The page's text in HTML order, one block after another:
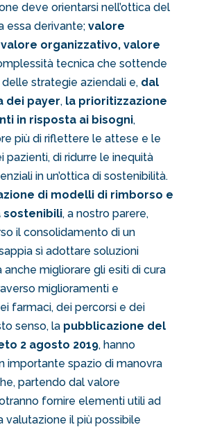
deve orientarsi nell’ottica del
essa derivante; valore
organizzativo, valore
tecnica che sottende
strategie aziendali e, dal
dei payer, la prioritizzazione
in risposta ai bisogni,
più di riflettere le attese e le
pazienti, di ridurre le inequità
in un’ottica di sostenibilità.
di modelli di rimborso e
sostenibili, a nostro parere,
il consolidamento di un
sì adottare soluzioni
migliorare gli esiti di cura
miglioramenti e
farmaci, dei percorsi e dei
senso, la pubblicazione del
2 agosto 2019, hanno
importante spazio di manovra
partendo dal valore
fornire elementi utili ad
valutazione il più possibile